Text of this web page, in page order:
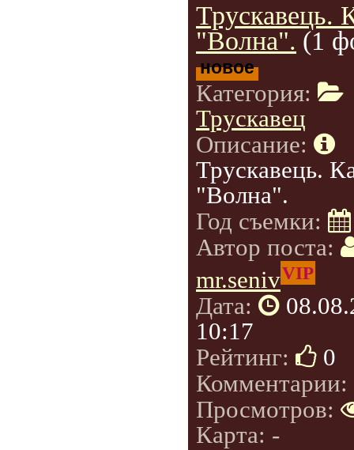
Трускавець.
"Волна". (1
новое
Категория:
Трускавец
Описание:
Трускавець.
"Волна".
Год съемки:
Автор поста:
mr.senivVIP
Дата:
10:17
Рейтинг:
0
Комментарии:
Просмотров:
Карта: -